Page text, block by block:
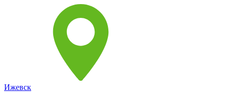
Ижевск